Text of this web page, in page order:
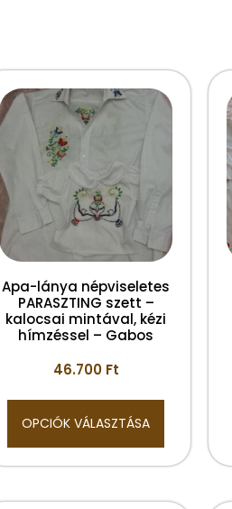
Apa-lánya népviseletes
PARASZTING szett –
kalocsai mintával, kézi
hímzéssel – Gabos
46.700 Ft
OPCIÓK VÁLASZTÁSA